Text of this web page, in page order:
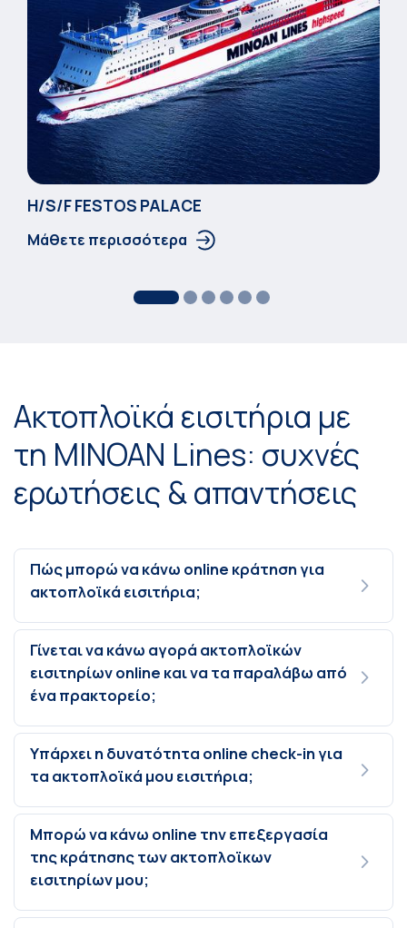
Η/S/F FESTOS PALACΕ
Μάθετε περισσότερα
Ακτοπλοϊκά εισιτήρια με
τη MINOAN Lines: συχνές
ερωτήσεις & απαντήσεις
Πώς μπορώ να κάνω online κράτηση για
ακτοπλοϊκά εισιτήρια;
Γίνεται να κάνω αγορά ακτοπλοϊκών
εισιτηρίων online και να τα παραλάβω από
ένα πρακτορείο;
Υπάρχει η δυνατότητα online check-in για
τα ακτοπλοϊκά μου εισιτήρια;
Μπορώ να κάνω online την επεξεργασία
της κράτησης των ακτοπλοϊκων
εισιτηρίων μου;